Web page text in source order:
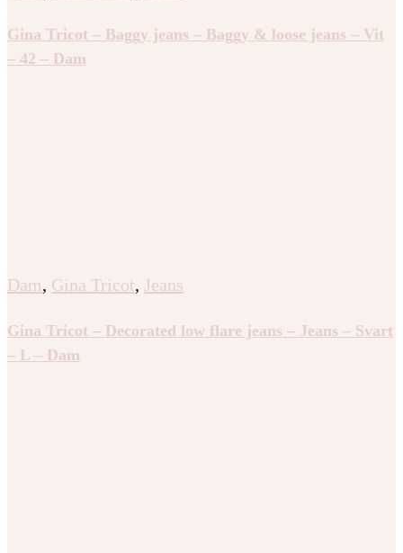
Gina Tricot – Baggy jeans – Baggy & loose jeans – Vit
– 42 – Dam
Dam, Gina Tricot, Jeans
Gina Tricot – Decorated low flare jeans – Jeans – Svart
– L – Dam